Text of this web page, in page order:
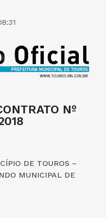
Nº
DE TOUROS –
MUNICIPAL DE